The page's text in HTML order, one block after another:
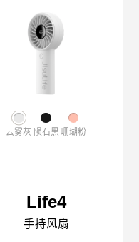
云雾灰 陨石黑 珊瑚粉
Life4
手持风扇